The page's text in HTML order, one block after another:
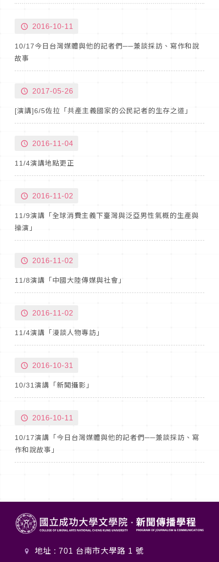
2016-10-11
10/17今日台灣媒體與他的記者們──兼談採訪、寫作和說
故事
2017-05-26
[演講]6/5佐拉「共產主義國家的公民記者的生存之道」
2016-11-04
11/4演講地點更正
2016-11-02
11/9演講「全球消費主義下臺灣與泛亞男性氣概的生產與
操演」
2016-11-02
11/8演講「中國大陸傳媒與社會」
2016-11-02
11/4演講「漫談人物專訪」
2016-10-31
10/31演講「新聞攝影」
2016-10-11
10/17演講「今日台灣媒體與他的記者們──兼談採訪、寫
作和說故事」
地址 : 701 台南市大學路 1 號